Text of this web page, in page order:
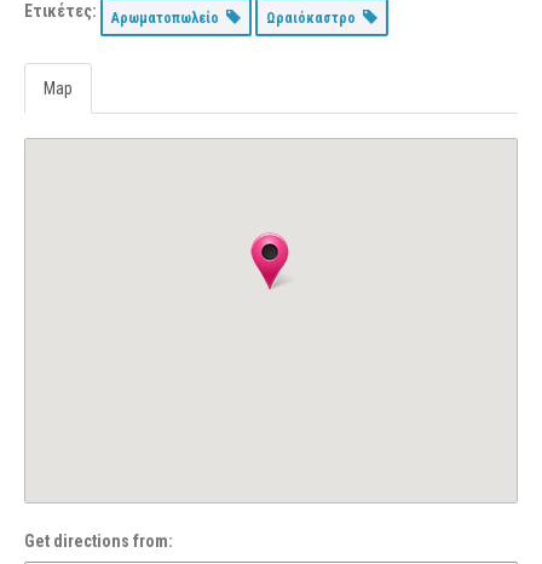
Ετικέτες: Αρωματοπωλείο Ωραιόκαστρο
Map
Get directions from: